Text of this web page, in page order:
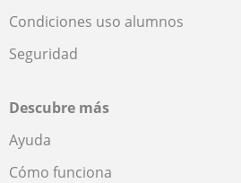
Condiciones uso alumnos
Seguridad
Descubre más
Ayuda
Cómo funciona